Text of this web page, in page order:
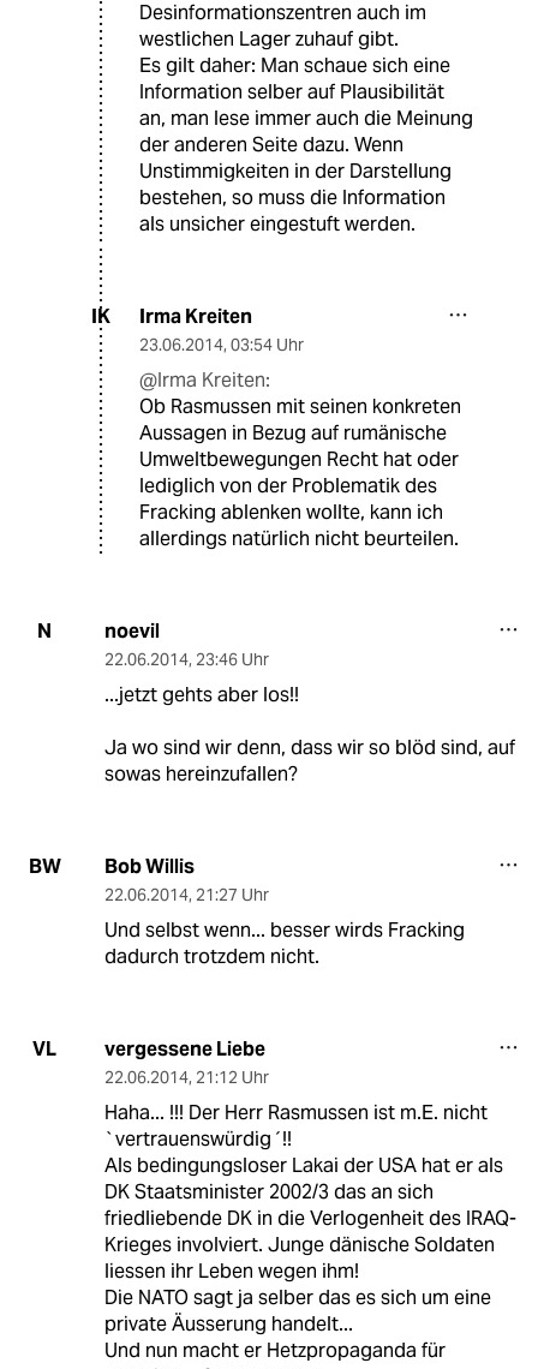
Desinformationszentren auch im
westlichen Lager zuhauf gibt.
Es gilt daher: Man schaue sich eine
Information selber auf Plausibilität
an, man lese immer auch die Meinung
der anderen Seite dazu. Wenn
Unstimmigkeiten in der Darstellung
bestehen, so muss die Information
als unsicher eingestuft werden.
IK Irma Kreiten
23.06.2014, 03:54 Uhr
@Irma Kreiten:
Ob Rasmussen mit seinen konkreten
Aussagen in Bezug auf rumänische
Umweltbewegungen Recht hat oder
lediglich von der Problematik des
Fracking ablenken wollte, kann ich
allerdings natürlich nicht beurteilen.
N noevil
22.06.2014, 23:46 Uhr
...jetzt gehts aber los!!
Ja wo sind wir denn, dass wir so blöd sind, auf
sowas hereinzufallen?
BW Bob Willis
22.06.2014, 21:27 Uhr
Und selbst wenn... besser wirds Fracking
dadurch trotzdem nicht.
VL vergessene Liebe
22.06.2014, 21:12 Uhr
Haha... !!! Der Herr Rasmussen ist m.E. nicht
`vertrauenswürdig´!!
Als bedingungsloser Lakai der USA hat er als
DK Staatsminister 2002/3 das an sich
friedliebende DK in die Verlogenheit des IRAQ-
Krieges involviert. Junge dänische Soldaten
liessen ihr Leben wegen ihm!
Die NATO sagt ja selber das es sich um eine
private Äusserung handelt...
Und nun macht er Hetzpropaganda für